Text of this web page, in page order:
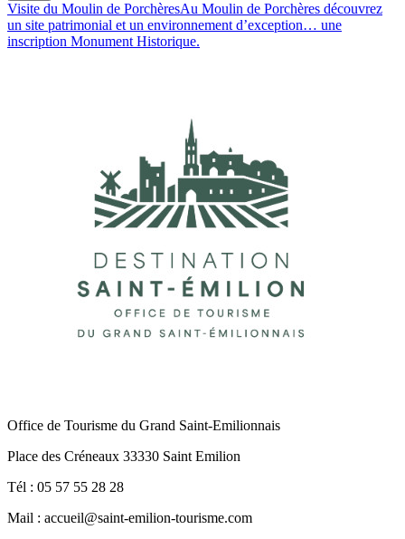
Visite du Moulin de PorchèresAu Moulin de Porchères découvrez
un site patrimonial et un environnement d’exception… une
inscription Monument Historique.
Office de Tourisme du Grand Saint-Emilionnais
Place des Créneaux 33330 Saint Emilion
Tél : 05 57 55 28 28
Mail : accueil@saint-emilion-tourisme.com